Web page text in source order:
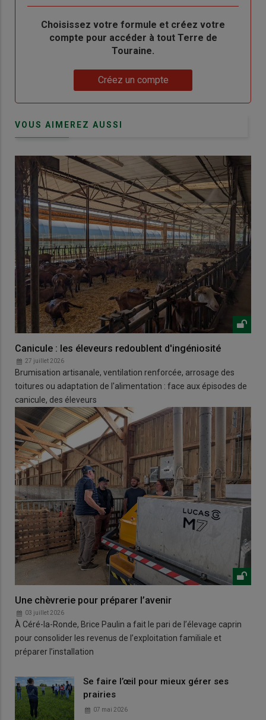
BodyChoisissez votre formule et créez votre
compte pour accéder à tout Terre de
Touraine.
Créez un compte
VOUS AIMEREZ AUSSI
Canicule : les éleveurs redoublent d'ingéniosité
27 juillet 2026
Brumisation artisanale, ventilation renforcée, arrosage des
toitures ou adaptation de l'alimentation : face aux épisodes de
canicule, des éleveurs
Une chèvrerie pour préparer l’avenir
03 juillet 2026
À Céré-la-Ronde, Brice Paulin a fait le pari de l’élevage caprin
pour consolider les revenus de l’exploitation familiale et
préparer l’installation
Se faire l’œil pour mieux gérer ses
prairies
07 mai 2026